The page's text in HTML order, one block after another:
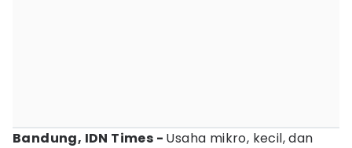
Bandung, IDN Times - Usaha mikro, kecil, dan